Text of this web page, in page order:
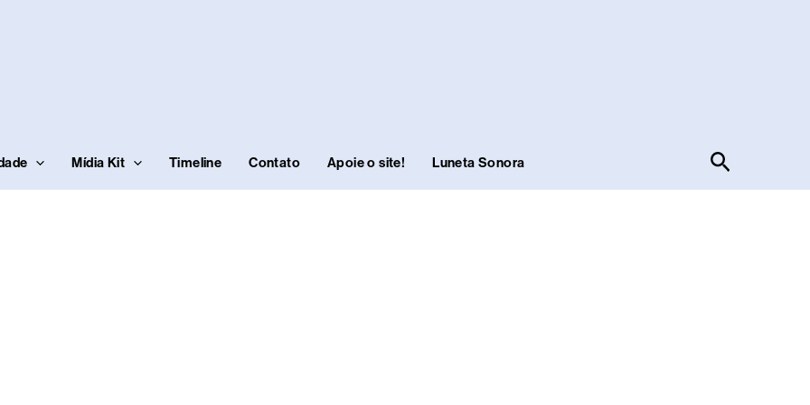
Mídia Kit Timeline Contato Apoie o site! Luneta Sonora Pesquisar